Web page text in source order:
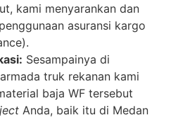
kami menyarankan dan
asuransi kargo
Sesampainya di
truk rekanan kami
baja WF tersebut
Anda, baik itu di Medan